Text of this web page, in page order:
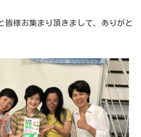
皆様お集まり頂きまして、ありがと